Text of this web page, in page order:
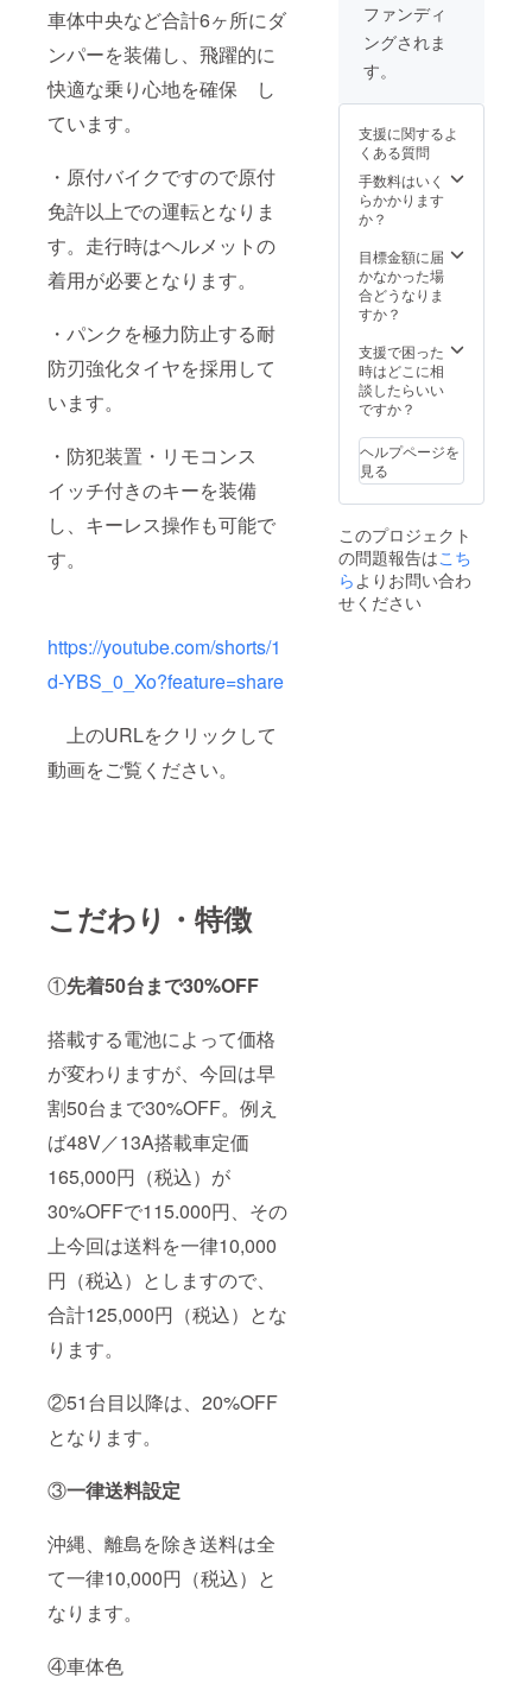
車体中央など合計6ヶ所にダ
ンパーを装備し、飛躍的に
快適な乗り心地を確保 し
ています。
・原付バイクですので原付
免許以上での運転となりま
す。走行時はヘルメットの
着用が必要となります。
・パンクを極力防止する耐
防刃強化タイヤを採用して
います。
・防犯装置・リモコンス
イッチ付きのキーを装備
し、キーレス操作も可能で
す。
https://youtube.com/shorts/1
d-YBS_0_Xo?feature=share
上のURLをクリックして
動画をご覧ください。
こだわり・特徴
①先着50台まで30%OFF
搭載する電池によって価格
が変わりますが、今回は早
割50台まで30%OFF。例え
ば48V／13A搭載車定価
165,000円（税込）が
30%OFFで115.000円、その
上今回は送料を一律10,000
円（税込）としますので、
合計125,000円（税込）とな
ります。
②51台目以降は、20%OFF
となります。
③一律送料設定
沖縄、離島を除き送料は全
て一律10,000円（税込）と
なります。
④車体色
バイク
まめ吉
Ⅱ
は実物
と多少
異なり
ます。
ファンディ
ングされま
す。
支援に関するよ
くある質問
手数料はいく
らかかります
か？
目標金額に届
かなかった場
合どうなりま
すか？
支援で困った
時はどこに相
談したらいい
ですか？
ヘルプページを
見る
このプロジェクト
の問題報告はこち
ら よりお問い合わ
せください